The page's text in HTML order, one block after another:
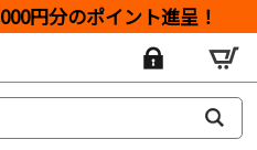
円分のポイント進呈！